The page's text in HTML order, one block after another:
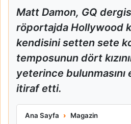
Matt Damon, GQ
röportajda Hollywood
kendisini setten sete
temposunun dört
yeterince
itiraf etti.
Ana Sayfa Magazin
Matt Damon Babalık